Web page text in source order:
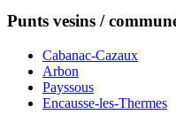
Punts vesins /
Cabanac-Cazaux
Arbon
Payssous
Encausse-les-Thermes